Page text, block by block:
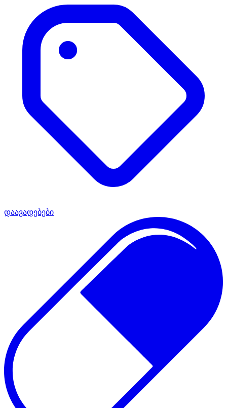
დაავადებები